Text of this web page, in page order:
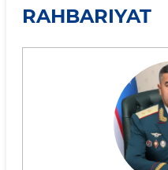
RAHBARIYAT